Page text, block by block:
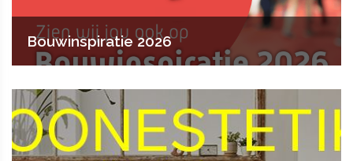
Bouwinspiratie 2026